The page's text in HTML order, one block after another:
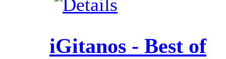
iGitanos - Best of